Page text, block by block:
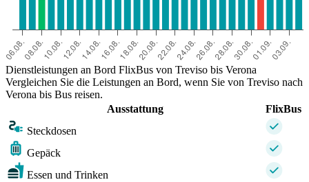
Dienstleistungen an Bord FlixBus von Treviso bis Verona
Vergleichen Sie die Leistungen an Bord, wenn Sie von Treviso nach
Verona bis Bus reisen.
Ausstattung
FlixBus
Steckdosen
Gepäck
Essen und Trinken